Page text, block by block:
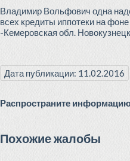
Владимир Вольфович одна
всех кредиты иппотеки на
-Кемеровская обл.
Дата публикации: 11.02.2016
Распространите
Похожие жалобы